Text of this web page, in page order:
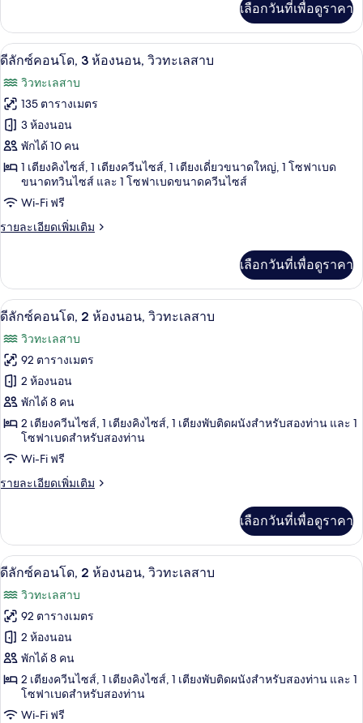
-
1102
เกี่ยว
กับ
3-
Condo
Terrace
Level
1102
เลือกวันที่เพื่อดูราคา
เปิด
ภาพถ่าย
ทั้งหมด
ของ
ดี
ลัก
ซ์
ห้อง
นอน,
วิว
ทะเลสาบ
ดีลักซ์คอนโด, 3 ห้องนอน, วิวทะเลสาบ
26
ดีลักซ์คอนโด, 3 ห้องนอน, วิวทะเลสาบ
วิวทะเลสาบ
135 ตารางเมตร
3 ห้องนอน
พักได้ 10 คน
1 เตียงคิงไซส์, 1 เตียงควีนไซส์, 1 เตียงเดี่ยวขนาดใหญ่, 1 โซฟาเบด
ขนาดทวินไซส์ และ 1 โซฟาเบดขนาดควีนไซส์
Wi-Fi ฟรี
รายละเอียดเพิ่มเติม
ราย
เกี่ยว
กับ
ดี
ซ์
คอน
โด,
3
ห้อง
นอน,
วิว
ทะเลสาบ
เลือกวันที่เพื่อดูราคา
เปิด
ภาพถ่าย
ทั้งหมด
ของ
ดี
ลัก
ซ์
ห้อง
นอน,
วิว
ทะเลสาบ
25
ดีลักซ์คอนโด, 2 ห้องนอน, วิวทะเลสาบ
วิวทะเลสาบ
92 ตารางเมตร
2 ห้องนอน
พักได้ 8 คน
2 เตียงควีนไซส์, 1 เตียงคิงไซส์, 1 เตียงพับติดผนังสำหรับสองท่าน และ 1
โซฟาเบดสำหรับสองท่าน
Wi-Fi ฟรี
รายละเอียดเพิ่มเติม
ราย
เกี่ยว
กับ
ดี
ซ์
คอน
โด,
2
ห้อง
นอน,
วิว
ทะเลสาบ
เลือกวันที่เพื่อดูราคา
เปิด
ภาพถ่าย
ทั้งหมด
ของ
ดี
ลัก
ซ์
24
ดีลักซ์คอนโด, 2 ห้องนอน, วิวทะเลสาบ
วิวทะเลสาบ
92 ตารางเมตร
2 ห้องนอน
พักได้ 8 คน
2 เตียงควีนไซส์, 1 เตียงคิงไซส์, 1 เตียงพับติดผนังสำหรับสองท่าน และ 1
โซฟาเบดสำหรับสองท่าน
Wi-Fi ฟรี